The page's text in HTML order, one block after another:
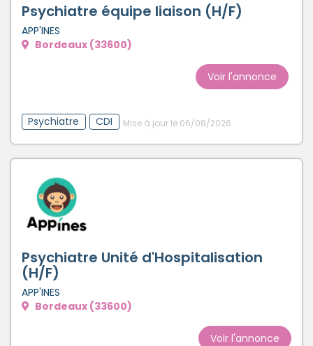
Psychiatre équipe liaison (H/F)
APP'INES
Bordeaux (33600)
Voir l'annonce
Psychiatre CDI Mise à jour le 06/08/2026
Psychiatre Unité d'Hospitalisation
(H/F)
APP'INES
Bordeaux (33600)
Voir l'annonce